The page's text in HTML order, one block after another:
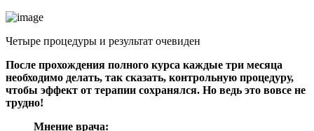
Четыре процедуры и результат очевиден
После прохождения полного курса каждые три месяца
необходимо делать, так сказать, контрольную процедуру,
чтобы эффект от терапии сохранялся. Но ведь это вовсе не
трудно!
Мнение врача: